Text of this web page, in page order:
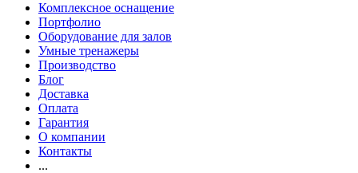
Комплексное оснащение
Портфолио
Оборудование для залов
Умные тренажеры
Производство
Блог
Доставка
Оплата
Гарантия
О компании
Контакты
...